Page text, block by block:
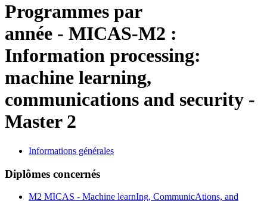
Programmes par
année - MICAS-M2 :
Information processing:
machine learning,
communications and security -
Master 2
Informations générales
Diplômes concernés
M2 MICAS - Machine learnIng, CommunicAtions, and